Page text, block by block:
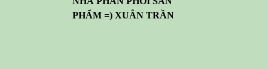
PHẨM =) XUÂN TRẦN